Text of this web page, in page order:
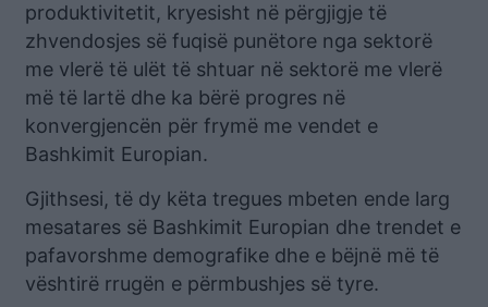
produktivitetit, kryesisht në përgjigje të
zhvendosjes së fuqisë punëtore nga sektorë
me vlerë të ulët të shtuar në sektorë me vlerë
më të lartë dhe ka bërë progres në
konvergjencën për frymë me vendet e
Bashkimit Europian.
Gjithsesi, të dy këta tregues mbeten ende larg
mesatares së Bashkimit Europian dhe trendet e
pafavorshme demografike dhe e bëjnë më të
vështirë rrugën e përmbushjes së tyre.